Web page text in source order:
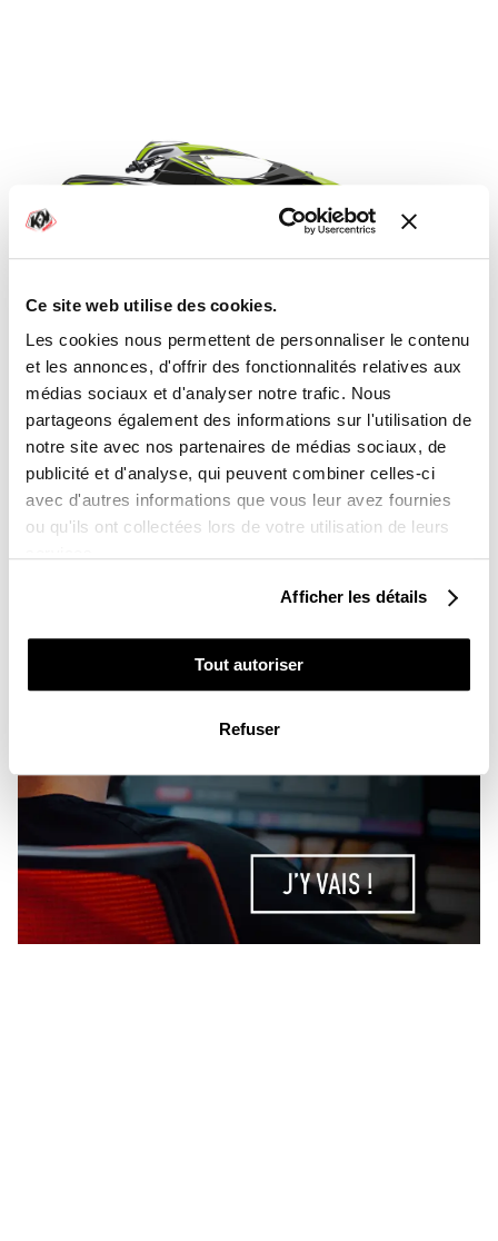
Ce site web utilise des cookies.
Les cookies nous permettent de personnaliser le contenu
et les annonces, d'offrir des fonctionnalités relatives aux
médias sociaux et d'analyser notre trafic. Nous
partageons également des informations sur l'utilisation de
notre site avec nos partenaires de médias sociaux, de
publicité et d'analyse, qui peuvent combiner celles-ci
avec d'autres informations que vous leur avez fournies
ou qu'ils ont collectées lors de votre utilisation de leurs
Afficher les détails
Tout autoriser
Refuser
KIT DÉCO JET-SKI STAGE KAWASAKI VERT
SÉRIE
515,00 €